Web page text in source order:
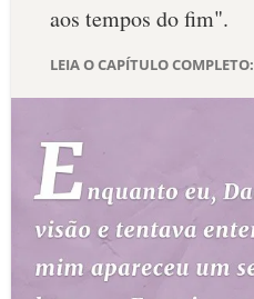
PERGUNTE À BÍBLIA IA
TERMO BÍBLICO
QUEM SOMOS
LOJA BÍBLIAON
aos tempos do fim".
LEIA O CAPÍTULO COMPLETO: